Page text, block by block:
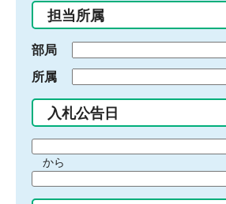
入
力
担当所属
部局
所属
入札公告日
間
始
から
間